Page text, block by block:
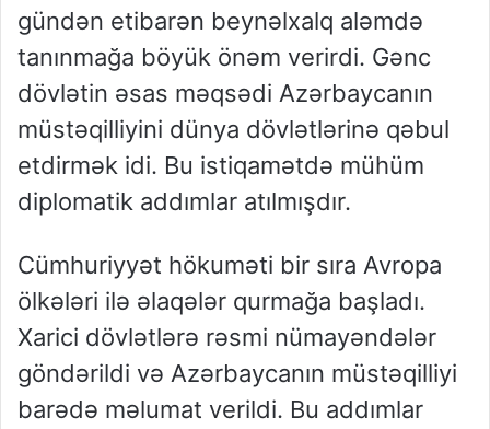
gündən etibarən beynəlxalq aləmdə
tanınmağa böyük önəm verirdi. Gənc
dövlətin əsas məqsədi Azərbaycanın
müstəqilliyini dünya dövlətlərinə qəbul
etdirmək idi. Bu istiqamətdə mühüm
diplomatik addımlar atılmışdır.
Cümhuriyyət hökuməti bir sıra Avropa
ölkələri ilə əlaqələr qurmağa başladı.
Xarici dövlətlərə rəsmi nümayəndələr
göndərildi və Azərbaycanın müstəqilliyi
barədə məlumat verildi. Bu addımlar